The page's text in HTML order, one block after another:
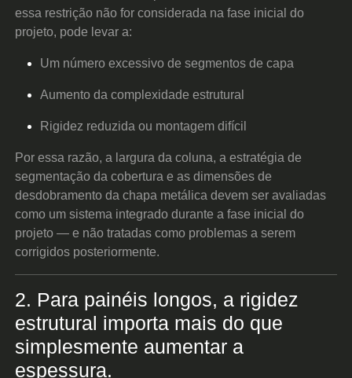
essa restrição não for considerada na fase inicial do
projeto, pode levar a:
Um número excessivo de segmentos de capa
Aumento da complexidade estrutural
Rigidez reduzida ou montagem difícil
Por essa razão, a largura da coluna, a estratégia de
segmentação da cobertura e as dimensões de
desdobramento da chapa metálica devem ser avaliadas
como um sistema integrado durante a fase inicial do
projeto — e não tratadas como problemas a serem
corrigidos posteriormente.
2. Para painéis longos, a rigidez
estrutural importa mais do que
simplesmente aumentar a
espessura.